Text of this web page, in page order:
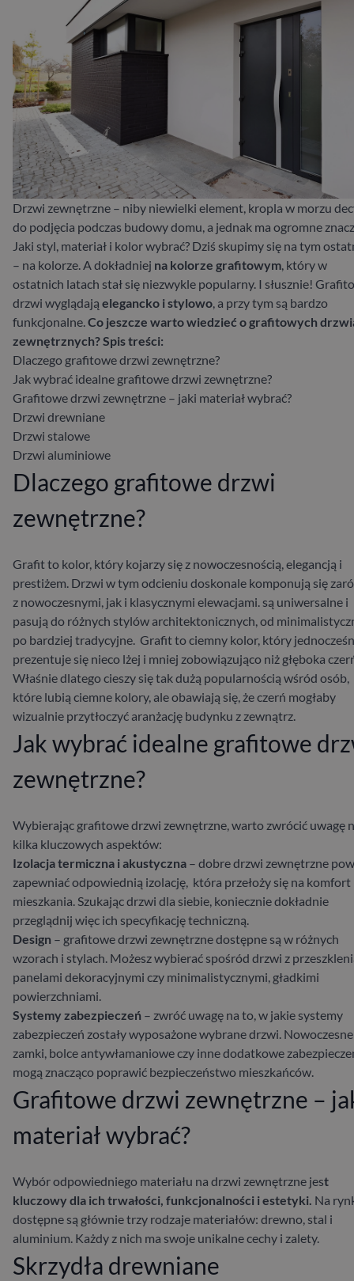
Drzwi zewnętrzne – niby niewielki element, kropla w morzu
do podjęcia podczas budowy domu, a jednak ma ogromne
Jaki styl, materiał i kolor wybrać? Dziś skupimy się na tym
– na kolorze. A dokładniej na kolorze grafitowym, który w
ostatnich latach stał się niezwykle popularny. I słusznie!
drzwi wyglądają elegancko i stylowo, a przy tym są bardzo
funkcjonalne.Co jeszcze warto wiedzieć o grafitowych
zewnętrznych?Spis treści:
Dlaczego grafitowe drzwi zewnętrzne?
Jak wybrać idealne grafitowe drzwi zewnętrzne?
Grafitowe drzwi zewnętrzne – jaki materiał wybrać?
Drzwi drewniane
Drzwi stalowe
Drzwi aluminiowe
Dlaczego grafitowe drzwi
zewnętrzne?
Grafit to kolor, który kojarzy się z nowoczesnością, elegancją i
prestiżem. Drzwi w tym odcieniu doskonale komponują się
z nowoczesnymi, jak i klasycznymi elewacjami. są uniwersalne i
pasują do różnych stylów architektonicznych, od
po bardziej tradycyjne. Grafit to ciemny kolor, który
prezentuje się nieco lżej i mniej zobowiązująco niż głęboka
Właśnie dlatego cieszy się tak dużą popularnością wśród osób,
które lubią ciemne kolory, ale obawiają się, że czerń mogłaby
wizualnie przytłoczyć aranżację budynku z zewnątrz.
Jak wybrać idealne grafitowe
zewnętrzne?
Wybierając grafitowe drzwi zewnętrzne, warto zwrócić uwagę
kilka kluczowych aspektów:
Izolacja termiczna i akustyczna – dobre drzwi zewnętrzne
zapewniać odpowiednią izolację, która przełoży się na komfort
mieszkania. Szukając drzwi dla siebie, koniecznie dokładnie
przeglądnij więc ich specyfikację techniczną.
Design – grafitowe drzwi zewnętrzne dostępne są w różnych
wzorach i stylach. Możesz wybierać spośród drzwi z
panelami dekoracyjnymi czy minimalistycznymi, gładkimi
powierzchniami.
Systemy zabezpieczeń – zwróć uwagę na to, w jakie systemy
zabezpieczeń zostały wyposażone wybrane drzwi. Nowoczesne
zamki, bolce antywłamaniowe czy inne dodatkowe
mogą znacząco poprawić bezpieczeństwo mieszkańców.
Grafitowe drzwi zewnętrzne –
materiał wybrać?
Wybór odpowiedniego materiału na drzwi zewnętrzne jest
kluczowy dla ich trwałości, funkcjonalności i estetyki. Na
dostępne są głównie trzy rodzaje materiałów: drewno, stal i
aluminium. Każdy z nich ma swoje unikalne cechy i zalety.
Skrzydła drewniane